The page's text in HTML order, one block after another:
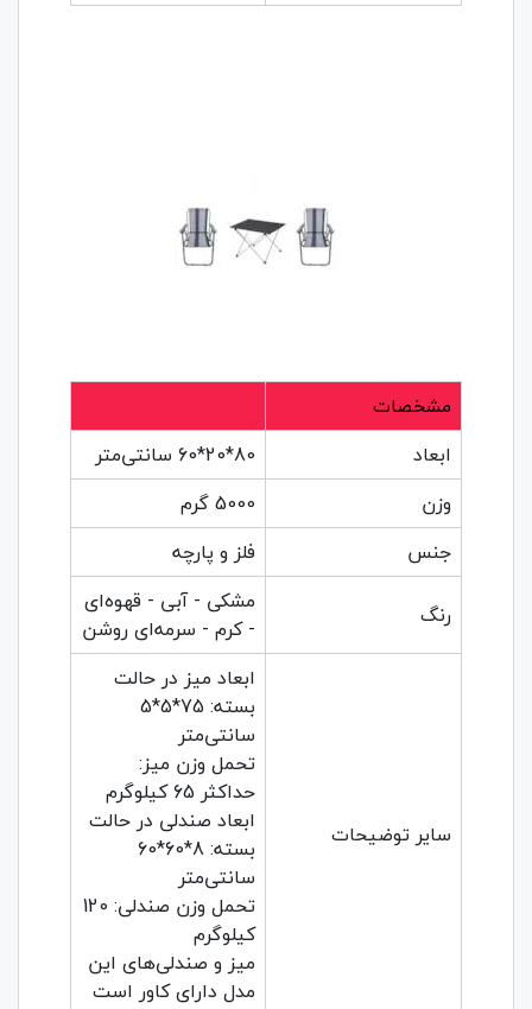
مشخصات
ابعاد
80*20*60 سانتی‌متر
وزن
5000 گرم
جنس
فلز و پارچه
رنگ
مشکی - آبی - قهوه‌ای
- کرم - سرمه‌ای روشن
سایر توضیحات
ابعاد میز در حالت
بسته: 75*5*5
سانتی‌متر
تحمل وزن میز:
حداکثر 65 کیلوگرم
ابعاد صندلی در حالت
بسته: 8*60*60
سانتی‌متر
تحمل وزن صندلی: 120
کیلوگرم
میز و صندلی‌های این
مدل دارای کاور است